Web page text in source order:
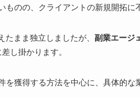
ものの、クライアントの新規開拓に
まま独立しましたが、 副業エージ
し掛かります。
を獲得する方法を中心に、具体的な